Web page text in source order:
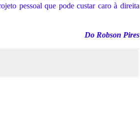
pessoal que pode custar caro à direita
Do Robson Pires